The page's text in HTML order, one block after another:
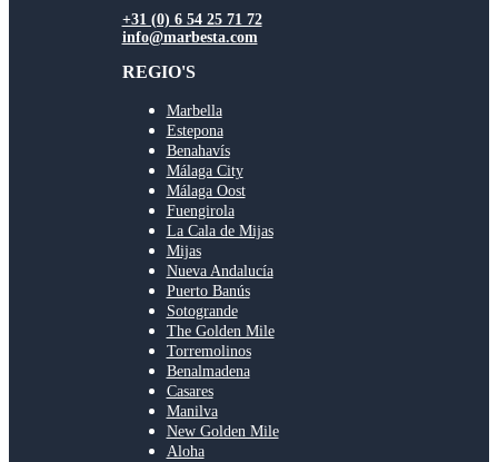
+31 (0) 6 54 25 71 72
info@marbesta.com
REGIO'S
Marbella
Estepona
Benahavís
Málaga City
Málaga Oost
Fuengirola
La Cala de Mijas
Mijas
Nueva Andalucía
Puerto Banús
Sotogrande
The Golden Mile
Torremolinos
Benalmadena
Casares
Manilva
New Golden Mile
Aloha